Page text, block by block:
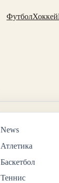
ФутболХоккей
News
Атлетика
Баскетбол
Теннис